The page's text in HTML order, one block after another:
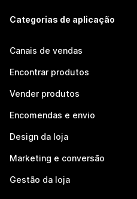
Categorias de aplicação
Canais de vendas
Encontrar produtos
Vender produtos
Encomendas e envio
Design da loja
Marketing e conversão
Gestão da loja